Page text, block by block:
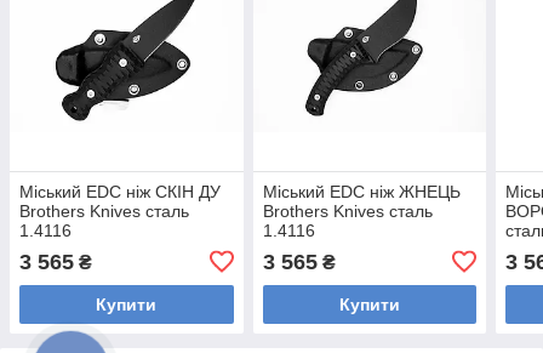
Міський EDC ніж СКІН ДУ
Brothers Knives сталь
1.4116
3 565 ₴
Купити
Міський EDC ніж ЖНЕЦЬ
Brothers Knives сталь
1.4116
3 565₴
Купити
3